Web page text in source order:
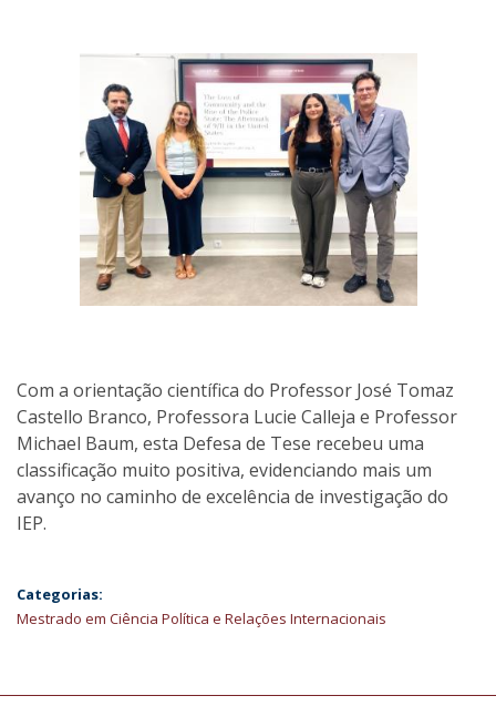
Com a orientação científica do Professor José Tomaz
Castello Branco, Professora Lucie Calleja e Professor
Michael Baum, esta Defesa de Tese recebeu uma
classificação muito positiva, evidenciando mais um
avanço no caminho de excelência de investigação do
IEP.
Categorias:
Mestrado em Ciência Política e Relações Internacionais